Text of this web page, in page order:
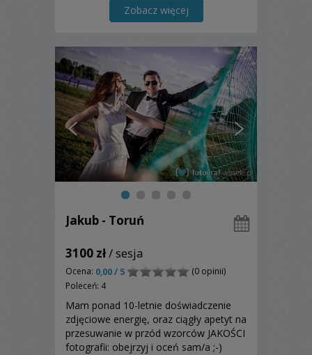
chciałbym Wam pomóc zatrzymać ten
piękny czas.
Zobacz więcej
Jakub - Toruń
3100 zł/ sesja
Ocena: 0,00 / 5
(0 opinii)
Poleceń: 4
Mam ponad 10-letnie doświadczenie
zdjęciowe energię, oraz ciągły apetyt na
przesuwanie w przód wzorców JAKOŚCI
fotografii: obejrzyj i oceń sam/a ;-)